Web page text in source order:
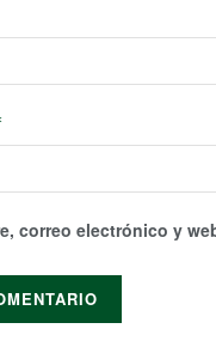
correo electrónico y